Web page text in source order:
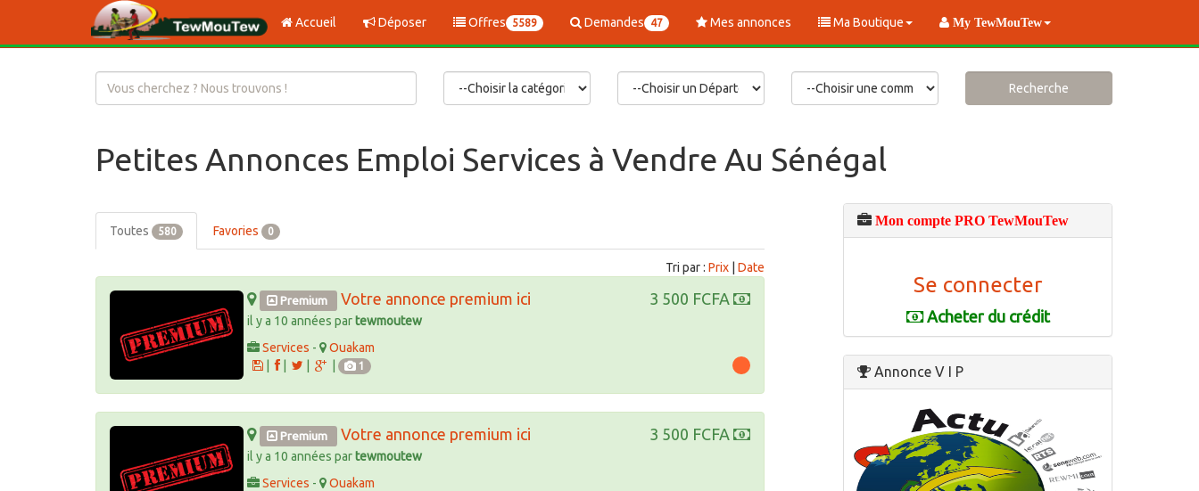
Accueil Déposer Offres 5589 Demandes 47 Mes annonces Ma Boutique My TewMouTew
Recherche
Petites Annonces Emploi Services à Vendre Au Sénégal
Toutes 580 Favories 0
Tri par : Prix Date
Premium Votre annonce premium ici 3 500 FCFA
il y a 10 années partewmoutew
Services -
Ouakam
|
1
Premium Votre annonce premium ici 3 500 FCFA
il y a 10 années partewmoutew
Services -
Ouakam
Mon compte PRO TewMouTew
Se connecter
Acheter du crédit
Annonce V I P